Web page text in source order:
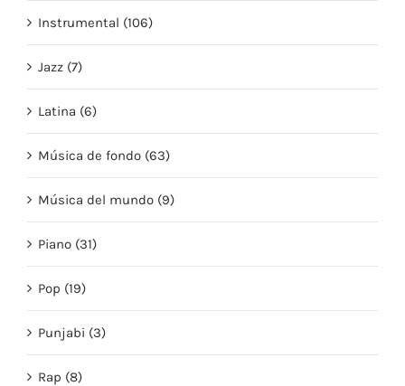
Instrumental (106)
Jazz (7)
Latina (6)
Música de fondo (63)
Música del mundo (9)
Piano (31)
Pop (19)
Punjabi (3)
Rap (8)